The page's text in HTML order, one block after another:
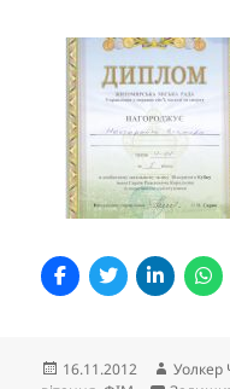
Опубліковано
16.11.2012 Автор
Уолкер